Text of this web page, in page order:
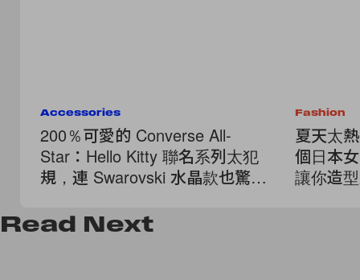
Accessories
200％可愛的 Converse All-
Star：Hello Kitty 聯名系列太犯
規，連 Swarovski 水晶款也驚喜
Fashion
夏天太
個日本
讓你造
Read Next